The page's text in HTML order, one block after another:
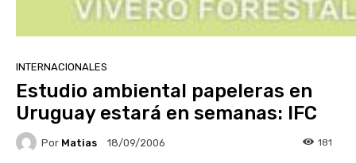
INTERNACIONALES
Estudio ambiental papeleras en
Uruguay estará en semanas: IFC
Por Matias 18/09/2006 181